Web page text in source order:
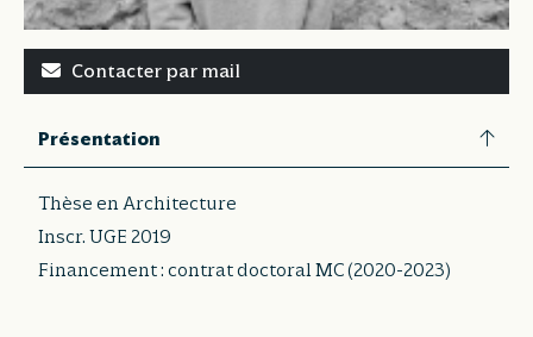
Contacter par mail
Présentation
Thèse en Architecture
Inscr. UGE 2019
Financement : contrat doctoral MC (2020-2023)